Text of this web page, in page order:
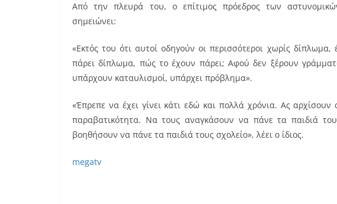
Από την πλευρά του, ο επίτιμος πρόεδρος των
σημειώνει:
«Εκτός του ότι αυτοί οδηγούν οι περισσότεροι χωρίς
πάρει δίπλωμα, πώς το έχουν πάρει; Αφού δεν ξέρουν
υπάρχουν καταυλισμοί, υπάρχει πρόβλημα».
«Έπρεπε να έχει γίνει κάτι εδώ και πολλά χρόνια. Ας
παραβατικότητα. Να τους αναγκάσουν να πάνε τα παιδιά
βοηθήσουν να πάνε τα παιδιά τους σχολείο», λέει ο ίδιος.
megatv